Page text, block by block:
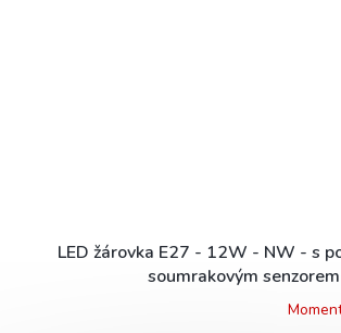
LED žárovka E27 - 12W - NW - s
soumrakovým senzorem